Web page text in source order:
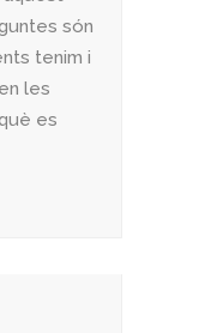
són
tenim i
les
es